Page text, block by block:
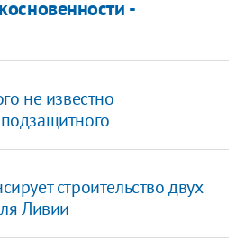
-
не известно
строительство двух
Ливии